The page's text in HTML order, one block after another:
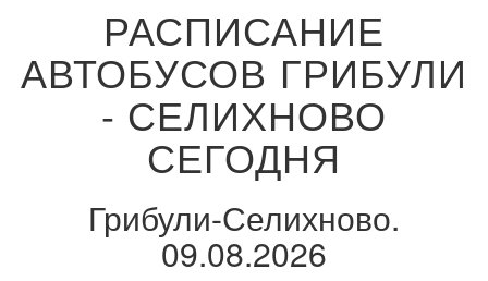
РАСПИСАНИЕ
АВТОБУСОВ ГРИБУЛИ
- СЕЛИХНОВО
СЕГОДНЯ
Грибули-Селихново.
09.08.2026